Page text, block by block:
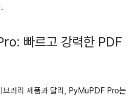
빠르고 강력한 PDF
브러리 제품과 달리, PyMuPDF Pro는